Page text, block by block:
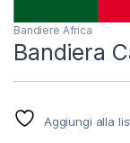
Bandiere Africa
Bandiera
Aggiungi alla